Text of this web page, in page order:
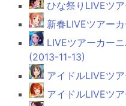
ひな祭りLIVEツ
新春LIVEツアー
LIVEツアーカー
(2013-11-13)
アイドルLIVEツ
アイドルLIVEツ